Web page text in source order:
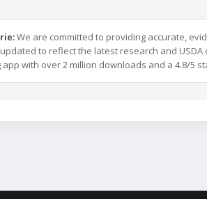
We are committed to providing accurate,
to reflect the latest research and
with over 2 million downloads and a 4.8/5